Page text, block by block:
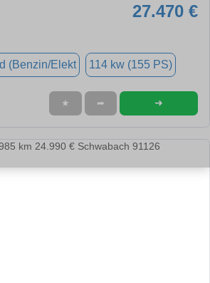
27.470 €
(Benzin/Elekt 114 kw (155 PS)
★ ➦ ➜